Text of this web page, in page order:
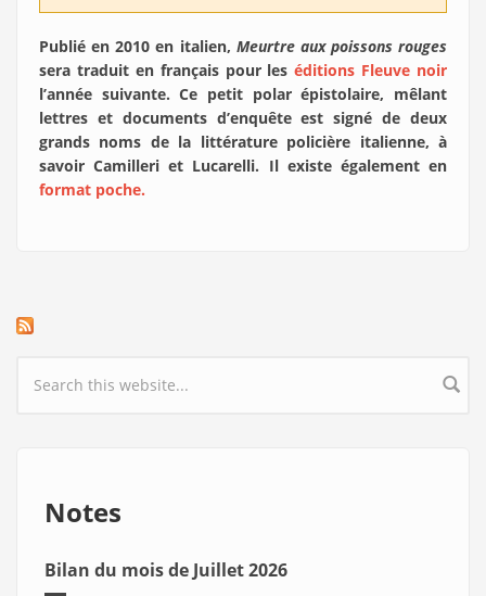
Publié en 2010 en italien, Meurtre aux poissons rouges
sera traduit en français pour leséditions Fleuve noir
l’année suivante. Ce petit polar épistolaire, mêlant
lettres et documents d’enquête est signé de deux
grands noms de la littérature policière italienne, à
savoir Camilleri et Lucarelli. Il existe également en
format poche.
Search form
Notes
Bilan du mois de Juillet 2026